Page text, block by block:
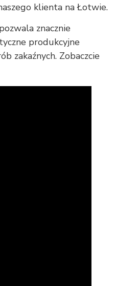
klienta na Łotwie.
znacznie
produkcyjne
zakaźnych. Zobaczcie